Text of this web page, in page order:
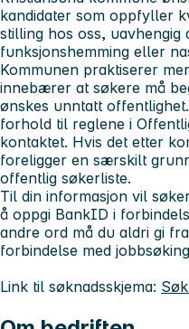
kandidater som oppfyller
stilling hos oss, uavhengig
funksjonshemming eller
Kommunen praktiserer
innebærer at søkere må
ønskes unntatt
forhold til reglene i
kontaktet. Hvis det etter
foreligger en særskilt
offentlig søkerliste.
Til din informasjon vil
å oppgi BankID i
andre ord må du aldri gi
forbindelse med
Link til søknadsskjema: